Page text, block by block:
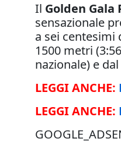
Il Golden Gala
sensazionale
a sei centesimi
1500 metri
nazionale) e
LEGGI ANCHE:
LEGGI ANCHE: